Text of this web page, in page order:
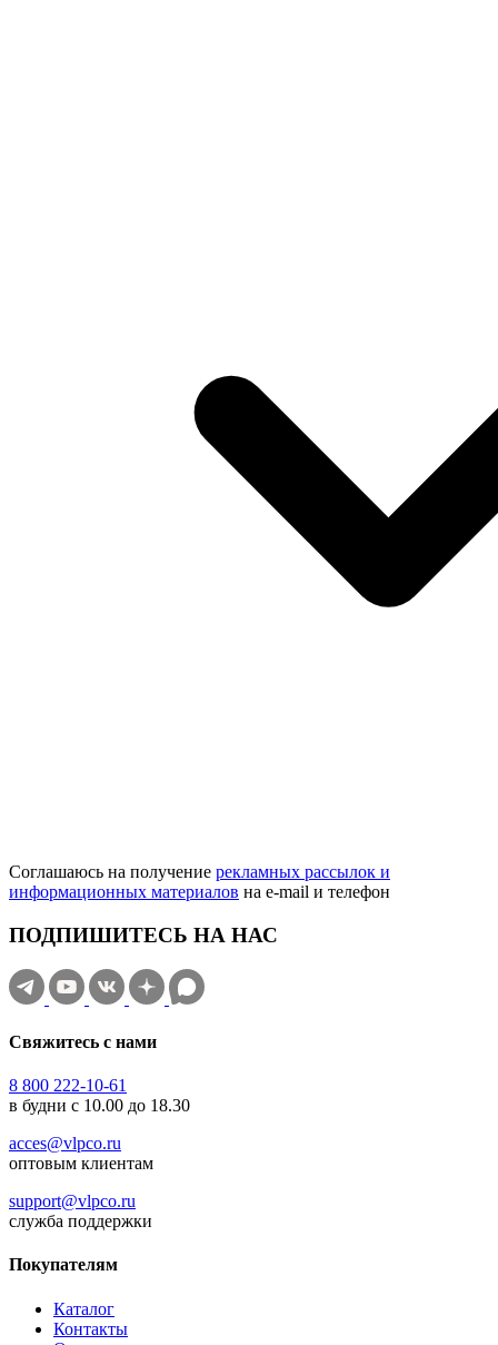
Соглашаюсь на получение рекламных рассылок и
информационных материалов на e‑mail и телефон
ПОДПИШИТЕСЬ НА НАС
Свяжитесь с нами
8 800 222-10-61
в будни с 10.00 до 18.30
acces@vlpco.ru
оптовым клиентам
support@vlpco.ru
служба поддержки
Покупателям
Каталог
Контакты